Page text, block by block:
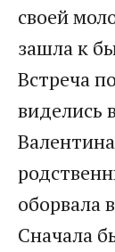
своей
зашла к
Встреча
виделись
оборвала
Сначала